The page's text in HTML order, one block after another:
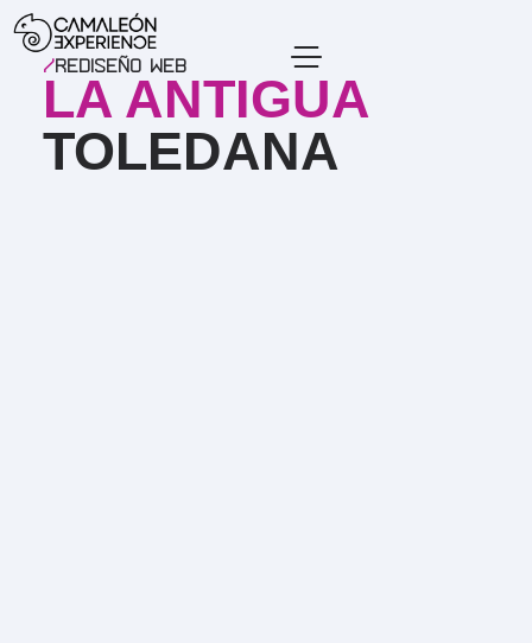
/Rediseño WEB
LA ANTIGUA
TOLEDANA